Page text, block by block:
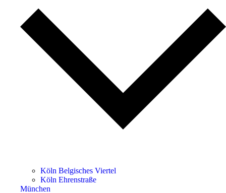
Köln Belgisches Viertel
Köln Ehrenstraße
München